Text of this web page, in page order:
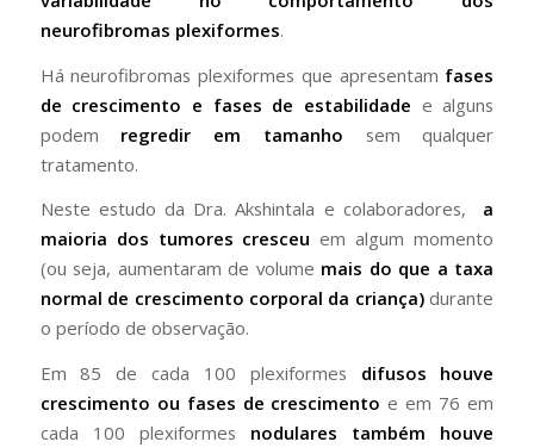
neurofibromas plexiformes.
Há neurofibromas plexiformes que apresentam fases
de crescimento e fases de estabilidade e alguns
podem regredir em tamanho sem qualquer
tratamento.
Neste estudo da Dra. Akshintala e colaboradores, a
maioria dos tumores cresceu em algum momento
(ou seja, aumentaram de volume mais do que a taxa
normal de crescimento corporal da criança)durante
o período de observação.
Em 85 de cada 100 plexiformes difusos houve
crescimento ou fases de crescimentoe em 76 em
cada 100 plexiformes nodulares também houve